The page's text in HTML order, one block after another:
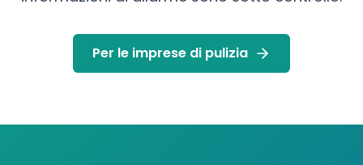
Per le imprese di pulizia